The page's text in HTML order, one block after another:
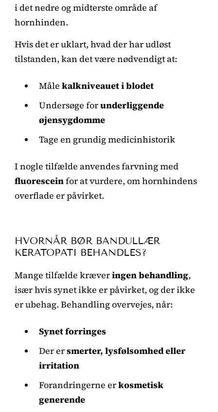
i det nedre og midterste område af
hornhinden.
Hvis det er uklart, hvad der har udløst
tilstanden, kan det være nødvendigt at:
Måle kalkniveauet i blodet
Undersøge forunderliggende
øjensygdomme
Tage en grundig medicinhistorik
I nogle tilfælde anvendes farvning med
fluoresceinfor at vurdere, om hornhindens
overflade er påvirket.
HVORNÅR BØR BANDULLÆR
KERATOPATI BEHANDLES?
Mange tilfælde kræveringen behandling,
især hvis synet ikke er påvirket, og der ikke
er ubehag. Behandling overvejes, når:
Synet forringes
Der ersmerter, lysfølsomhed eller
irritation
Forandringerne erkosmetisk
generende